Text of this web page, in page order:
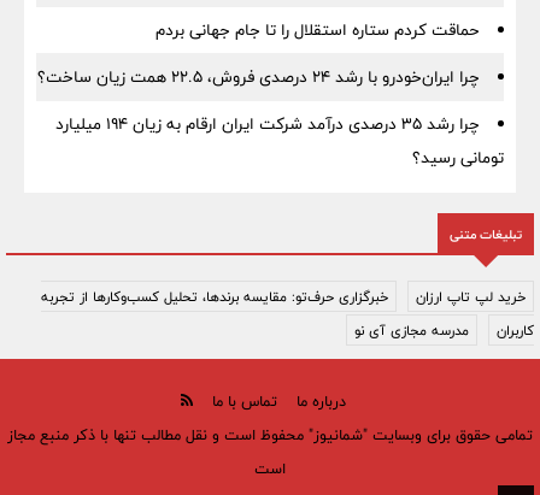
حماقت کردم ستاره استقلال را تا جام جهانی بردم
چرا ایران‌خودرو با رشد ۲۴ درصدی فروش، ۲۲.۵ همت زیان ساخت؟
چرا رشد ۳۵ درصدی درآمد شرکت ایران ارقام به زیان ۱۹۴ میلیارد
تومانی رسید؟
تبلیغات متنی
خرید لپ تاپ ارزان
خبرگزاری حرف‌تو: مقایسه برندها، تحلیل کسب‌وکارها از تجربه
کاربران
مدرسه مجازی آی نو
درباره ما
تماس با ما
تمامی حقوق برای وبسایت "شمانیوز" محفوظ است و نقل مطالب تنها با ذکر منبع مجاز
است